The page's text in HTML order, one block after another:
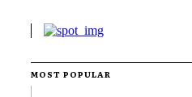
MOST POPULAR